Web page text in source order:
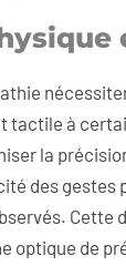
tactile à
la
des
Cette
optique de